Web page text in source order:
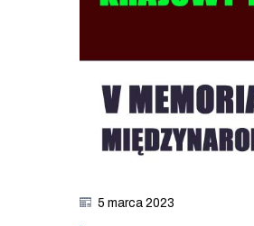
5 marca 2023